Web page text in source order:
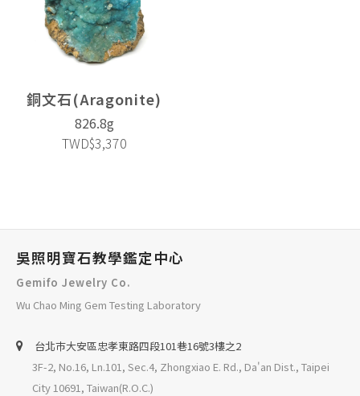
銅文石(Aragonite)
826.8g
TWD$3,370
吳照明寶石教學鑑定中心
Gemifo Jewelry Co.
Wu Chao Ming Gem Testing Laboratory
台北巿大安區忠孝東路四段101巷16號3樓之2
3F-2, No.16, Ln.101, Sec.4, Zhongxiao E. Rd., Da'an Dist., Taipei
City 10691, Taiwan(R.O.C.)